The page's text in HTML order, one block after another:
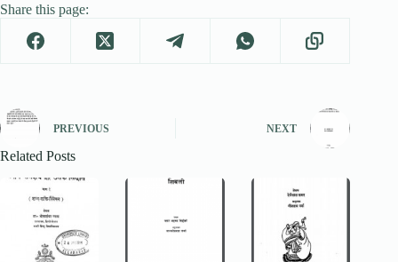
Share this page:
PREVIOUS NEXT
Related Posts